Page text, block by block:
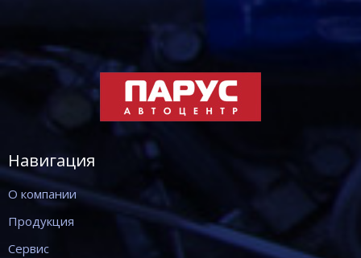
Навигация
О компании
Продукция
Сервис